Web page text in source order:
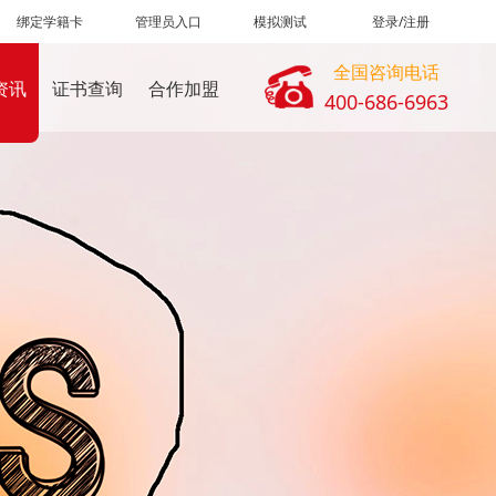
绑定学籍卡 管理员入口 模拟测试 登录/注册
讯 证书查询 合作加盟
全国咨询电话
400-686-6963